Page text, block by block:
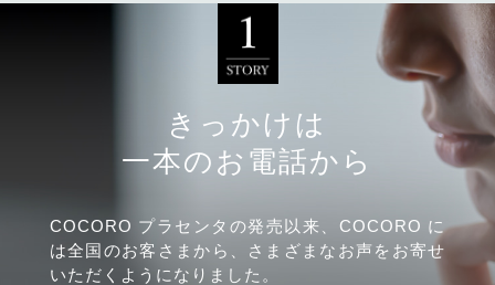
きっかけは
一本のお電話から
COCORO プラセンタの発売以来、COCORO に
は全国のお客さまから、さまざまなお声をお寄せ
いただくようになりました。